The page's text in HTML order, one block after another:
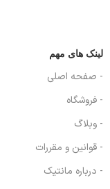
لینک های مهم
- صفحه اصلی
- فروشگاه
- وبلاگ
- قوانین و مقررات
- درباره مانتیک